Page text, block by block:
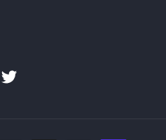
Twitter